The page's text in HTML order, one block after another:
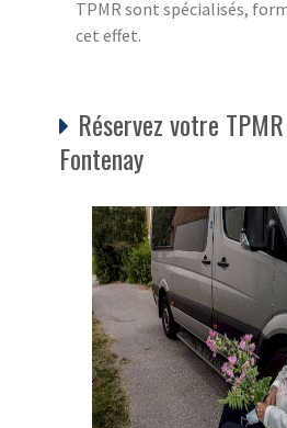
TPMR sont spécialisés,
cet effet.
Réservez votre
Fontenay